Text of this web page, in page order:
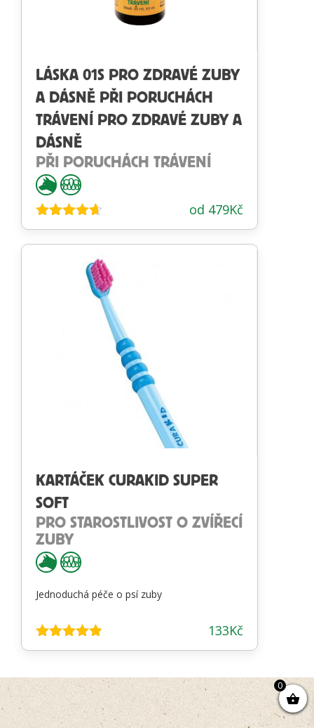
LÁSKA 01S PRO ZDRAVÉ ZUBY
A DÁSNĚ PŘI PORUCHÁCH
TRÁVENÍ PRO ZDRAVÉ ZUBY A
DÁSNĚ
PŘI PORUCHÁCH TRÁVENÍ
Hodnocení
od 479Kč
KARTÁČEK CURAKID SUPER
SOFT
PRO STAROSTLIVOST O ZVÍŘECÍ
ZUBY
Jednoduchá péče o psí zuby
Hodnocení
133Kč
0